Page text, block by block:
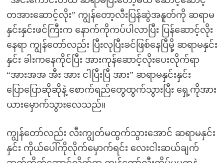
တအားဆောင့်လိုး” ကျွန်တော့လီးပြန်ဆွဲအနူတ်ကို ဆရာမ
နှင်းနှင်းဖင်ကြီးက နောက်ကိုကပ်ပါလာပြီး ပြန်ဆောင့်လိုး
နေရာ ကျွန်တော်လည်း ပြီးလုပြီးခင်ဖြစ်နေပြီမို့ ဆရာမနှင်း
နှင်း ခါးကနေကိုင်ပြီး အားကုန်ဆောင့်လိုးပေးလိုက်ရာ
“‌အားအအ အီး အား ငါပြီးပြီ အား” ဆရာမနှင်းနှင်း
ပြောပြောဆိုဆိုနဲ့ စောက်ရည်တွေထွက်သွားပြီး ရှေ့ကိုအား
ယားမှောက်သွားလေသည်။
ကျွန်တော်လည်း လီးကျွတ်မထွက်သွားအောင် ဆရာမနှင်း
နှင်း ကိုယ်ပေါ်ကိုလိုက်မှောက်ရင်း လေးငါးဆယ်ချက်